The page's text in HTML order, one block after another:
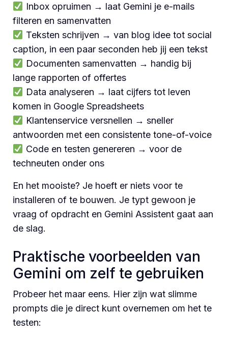
Inbox opruimen → laat Gemini je e-mails
filteren en samenvatten
Teksten schrijven → van blog idee tot social
caption, in een paar seconden heb jij een tekst
Documenten samenvatten → handig bij
lange rapporten of offertes
Data analyseren → laat cijfers tot leven
komen in Google Spreadsheets
Klantenservice versnellen → sneller
antwoorden met een consistente tone-of-voice
Code en testen genereren → voor de
techneuten onder ons
En het mooiste? Je hoeft er niets voor te
installeren of te bouwen. Je typt gewoon je
vraag of opdracht en Gemini Assistent gaat aan
de slag.
Praktische voorbeelden van
Gemini om zelf te gebruiken
Probeer het maar eens. Hier zijn wat slimme
prompts die je direct kunt overnemen om het te
testen: